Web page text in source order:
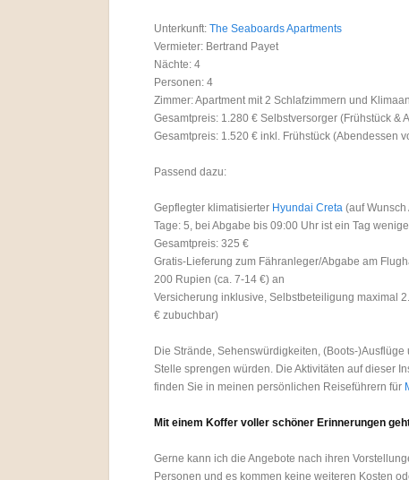
Unterkunft: The Seaboards Apartments
Vermieter: Bertrand Payet
Nächte: 4
Personen: 4
Zimmer: Apartment mit 2 Schlafzimmern und
Gesamtpreis: 1.280 € Selbstversorger (Frühstück &
Gesamtpreis: 1.520 € inkl. Frühstück (Abendessen
Passend dazu:
Gepflegter klimatisierter Hyundai Creta (auf
Tage: 5, bei Abgabe bis 09:00 Uhr ist ein Tag
Gesamtpreis: 325 €
Gratis-Lieferung zum Fähranleger/Abgabe am
200 Rupien (ca. 7-14 €) an
Versicherung inklusive, Selbstbeteiligung maximal
€ zubuchbar)
Die Strände, Sehenswürdigkeiten, (Boots-
Stelle sprengen würden. Die Aktivitäten auf dieser
finden Sie in meinen persönlichen Reiseführern für
Mit einem Koffer voller schöner Erinnerungen
Gerne kann ich die Angebote nach ihren
Personen und es kommen keine weiteren Kosten